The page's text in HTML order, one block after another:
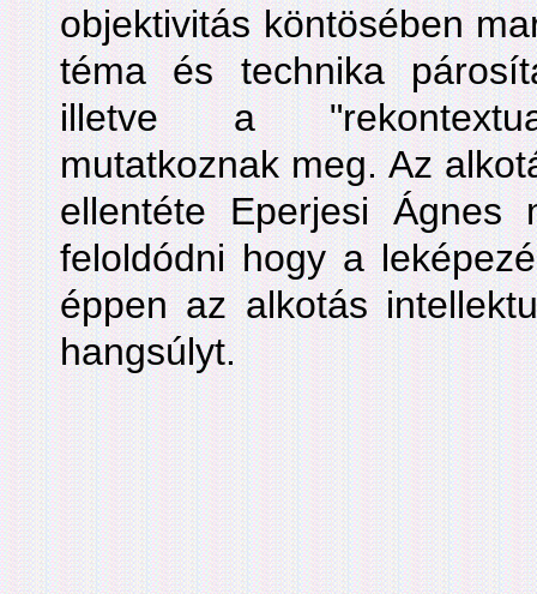
objektivitás köntösében
téma és technika
illetve a
mutatkoznak meg. Az
ellentéte Eperjesi Ágnes
feloldódni hogy a
éppen az alkotás
hangsúlyt.